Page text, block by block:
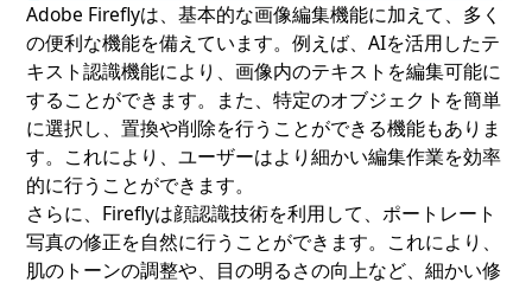
Adobe Fireflyは、基本的な画像編集機能に加えて、多く
の便利な機能を備えています。例えば、AIを活用したテ
キスト認識機能により、画像内のテキストを編集可能に
することができます。また、特定のオブジェクトを簡単
に選択し、置換や削除を行うことができる機能もありま
す。これにより、ユーザーはより細かい編集作業を効率
的に行うことができます。
さらに、Fireflyは顔認識技術を利用して、ポートレート
写真の修正を自然に行うことができます。これにより、
肌のトーンの調整や、目の明るさの向上など、細かい修